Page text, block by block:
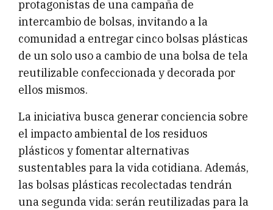
protagonistas de una campaña de
intercambio de bolsas, invitando a la
comunidad a entregar cinco bolsas plásticas
de un solo uso a cambio de una bolsa de tela
reutilizable confeccionada y decorada por
ellos mismos.
La iniciativa busca generar conciencia sobre
el impacto ambiental de los residuos
plásticos y fomentar alternativas
sustentables para la vida cotidiana. Además,
las bolsas plásticas recolectadas tendrán
una segunda vida: serán reutilizadas para la